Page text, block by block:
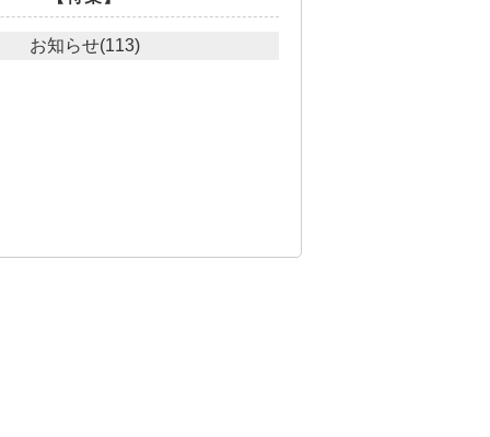
お知らせ(113)